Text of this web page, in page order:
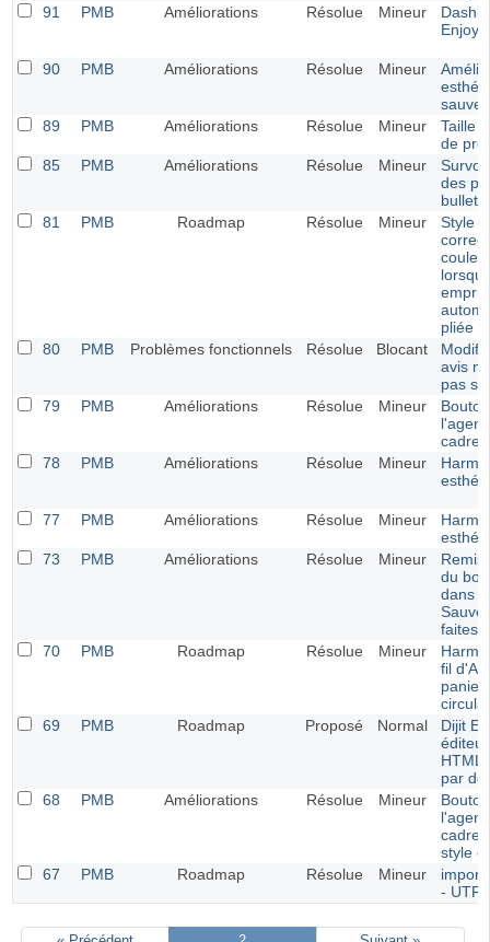
91
PMB Améliorations Résolue Mineur
Enjoy
90 PMB Améliorations Résolue Mineur
89
PMB Améliorations Résolue Mineur
Taille
de
85
PMB Améliorations Résolue Mineur
Survol
des
81
PMB Roadmap Résolue Mineur
Style
pliée
80
PMB Problèmes fonctionnels Résolue Blocant
avis
pas
79
PMB Améliorations Résolue Mineur
cadres
78
PMB Améliorations Résolue Mineur
77 PMB Améliorations Résolue Mineur
73
PMB Améliorations Résolue Mineur
du
dans
faites
70
PMB Roadmap Résolue Mineur
fil
69
PMB Roadmap Proposé Normal
Dijit
HTML
par
68
PMB Améliorations Résolue Mineur
style
67
PMB Roadmap Résolue Mineur
- UTF-